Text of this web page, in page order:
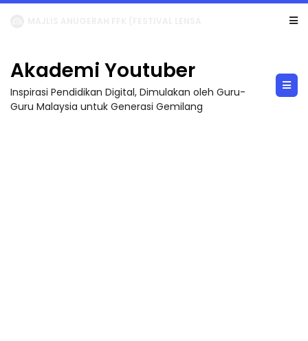
Akademi Youtuber
Inspirasi Pendidikan Digital, Dimulakan oleh Guru-
Guru Malaysia untuk Generasi Gemilang